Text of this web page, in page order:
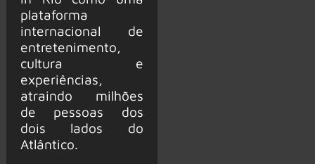
plataforma
internacional de
entretenimento,
cultura e
experiências,
atraindo milhões
de pessoas dos
dois lados do
Atlântico.